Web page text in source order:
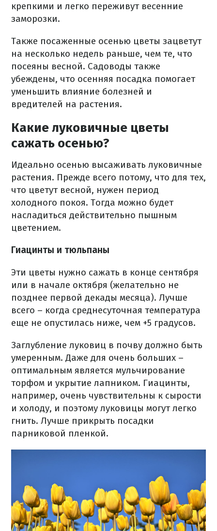
крепкими и легко переживут весенние
заморозки.
Также посаженные осенью цветы зацветут
на несколько недель раньше, чем те, что
посеяны весной. Садоводы также
убеждены, что осенняя посадка помогает
уменьшить влияние болезней и
вредителей на растения.
Какие луковичные цветы
сажать осенью?
Идеально осенью высаживать луковичные
растения. Прежде всего потому, что для тех,
что цветут весной, нужен период
холодного покоя. Тогда можно будет
насладиться действительно пышным
цветением.
Гиацинты и тюльпаны
Эти цветы нужно сажать в конце сентября
или в начале октября (желательно не
позднее первой декады месяца). Лучше
всего – когда среднесуточная температура
еще не опустилась ниже, чем +5 градусов.
Заглубление луковиц в почву должно быть
умеренным. Даже для очень больших –
оптимальным является мульчирование
торфом и укрытие лапником. Гиацинты,
например, очень чувствительны к сырости
и холоду, и поэтому луковицы могут легко
гнить. Лучше прикрыть посадки
парниковой пленкой.